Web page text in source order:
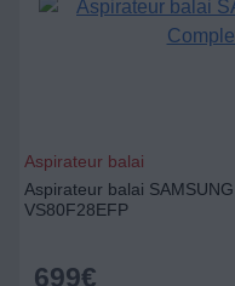
Aspirateur balai
Aspirateur balai
VS80F28EFP
699€